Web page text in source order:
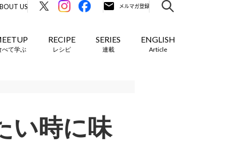
US
べて学ぶ
RECIPE
レシピ
SERIES
連載
ENGLISH
Article
い時に味